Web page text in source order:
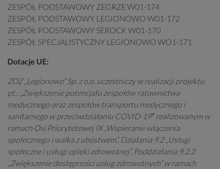
ZESPÓŁ PODSTAWOWY ZEGRZE W01-174
ZESPÓŁ PODSTAWOWY LEGIONOWO W01-172
ZESPÓŁ PODSTAWOWY SEROCK W01-170
ZESPÓŁ SPECJALISTYCZNY LEGIONOWO WO1-171
Dotacje UE:
ZOZ „Legionowo” Sp. z o.o. uczestniczy w realizacji projektu
pt.: „Zwiększenie potencjału zespołów ratownictwa
medycznego oraz zespołów transportu medycznego i
sanitarnego w przeciwdziałaniu COVID-19″ realizowanym w
ramach Osi Priorytetowej IX „Wspieranie włączenia
społecznego i walka z ubóstwem”, Działania 9.2 „Usługi
społeczne i usługi opieki zdrowotnej”, Poddziałania 9.2.2
„Zwiększenie dostępności usług zdrowotnych” w ramach